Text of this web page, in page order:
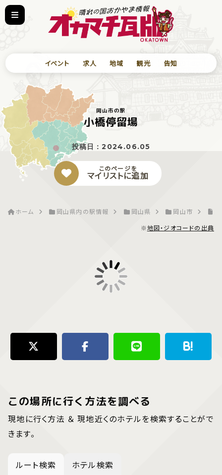
イベント 求人 地域 観光 告知
岡山市の駅
小橋停留場
投稿日：2024.06.05
このページを
マイリストに追加
ホーム 岡山県内の駅情報 岡山県 岡山市
※地図・ジオコードの出典
この場所に行く方法を調べる
現地に行く方法 ＆ 現地近くのホテルを検索することがで
きます。
ルート検索 ホテル検索